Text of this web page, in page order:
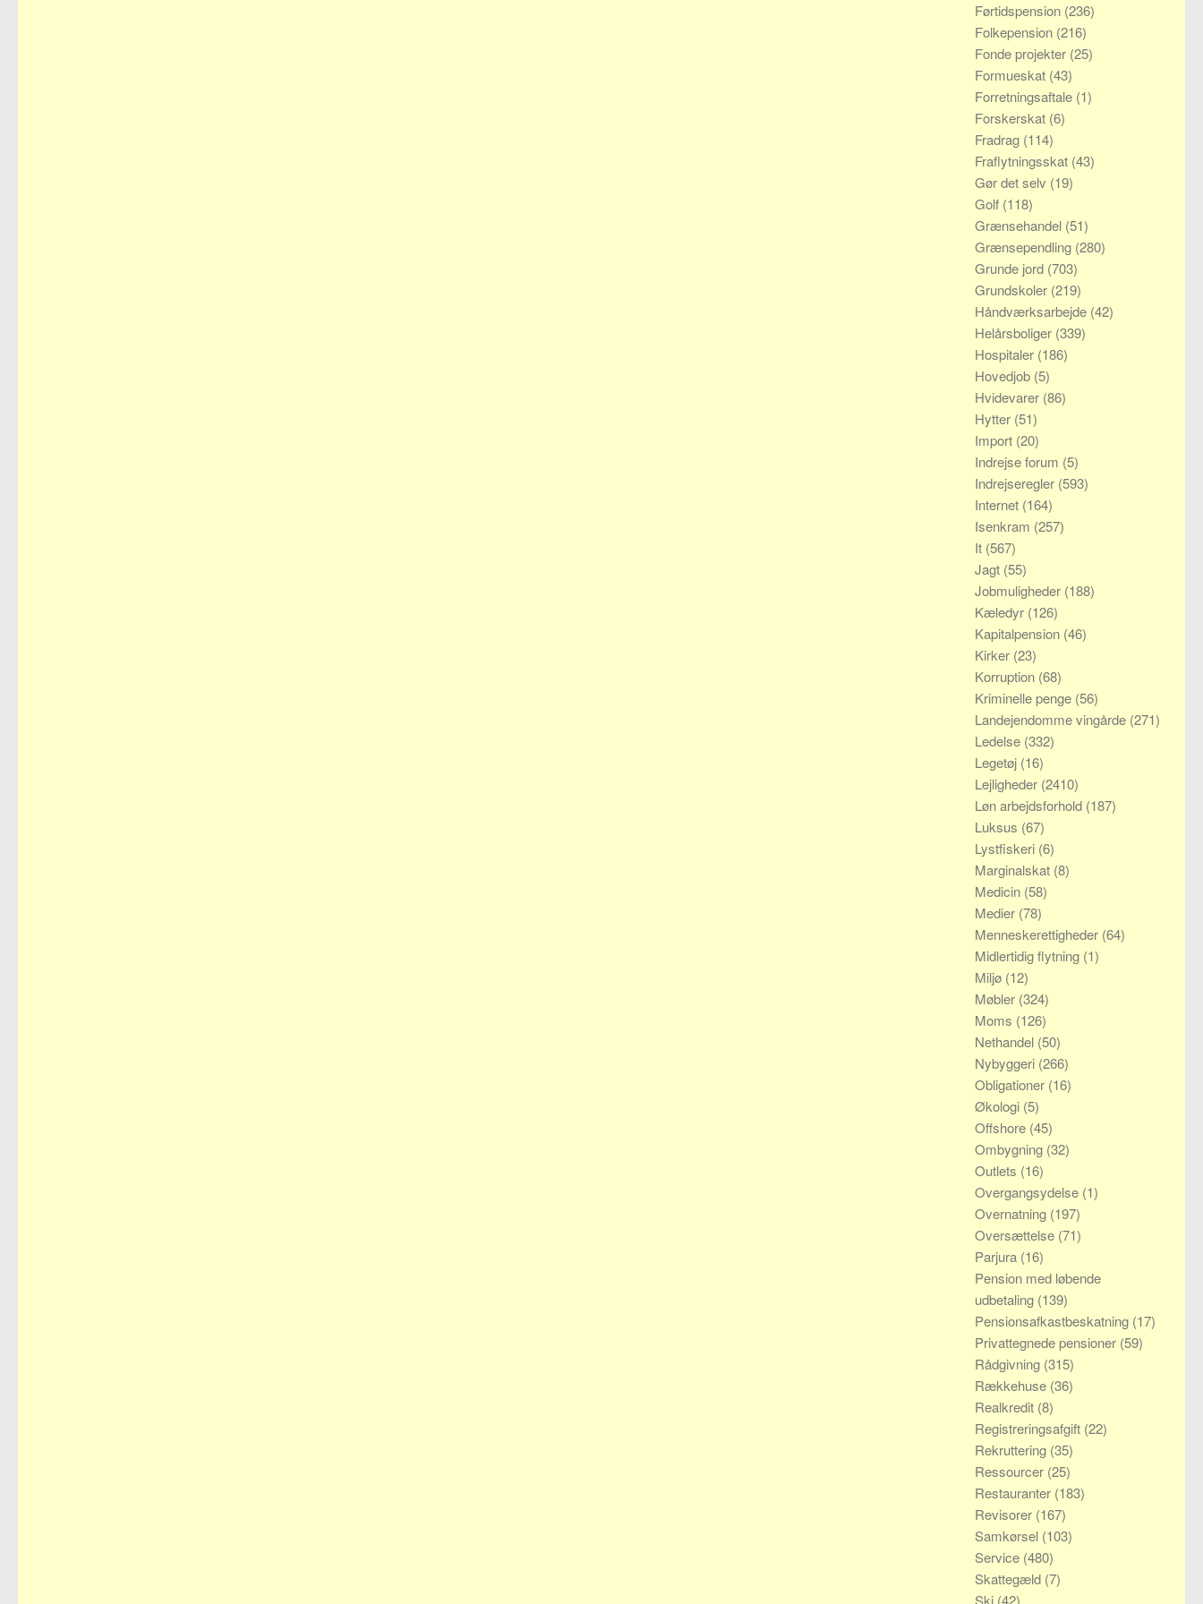
Førtidspension (236)
Folkepension (216)
Fonde projekter (25)
Formueskat (43)
Forretningsaftale (1)
Forskerskat (6)
Fradrag (114)
Fraflytningsskat (43)
Gør det selv (19)
Golf (118)
Grænsehandel (51)
Grænsependling (280)
Grunde jord (703)
Grundskoler (219)
Håndværksarbejde (42)
Helårsboliger (339)
Hospitaler (186)
Hovedjob (5)
Hvidevarer (86)
Hytter (51)
Import (20)
Indrejse forum (5)
Indrejseregler (593)
Internet (164)
Isenkram (257)
It (567)
Jagt (55)
Jobmuligheder (188)
Kæledyr (126)
Kapitalpension (46)
Kirker (23)
Korruption (68)
Kriminelle penge (56)
Landejendomme vingårde (271)
Ledelse (332)
Legetøj (16)
Lejligheder (2410)
Løn arbejdsforhold (187)
Luksus (67)
Lystfiskeri (6)
Marginalskat (8)
Medicin (58)
Medier (78)
Menneskerettigheder (64)
Midlertidig flytning (1)
Miljø (12)
Møbler (324)
Moms (126)
Nethandel (50)
Nybyggeri (266)
Obligationer (16)
Økologi (5)
Offshore (45)
Ombygning (32)
Outlets (16)
Overgangsydelse (1)
Overnatning (197)
Oversættelse (71)
Parjura (16)
Pension med løbende
udbetaling (139)
Pensionsafkastbeskatning (17)
Privattegnede pensioner (59)
Rådgivning (315)
Rækkehuse (36)
Realkredit (8)
Registreringsafgift (22)
Rekruttering (35)
Ressourcer (25)
Restauranter (183)
Revisorer (167)
Samkørsel (103)
Service (480)
Skattegæld (7)
Ski (42)